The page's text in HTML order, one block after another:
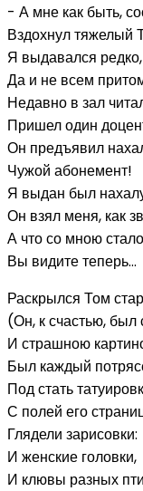
- А мне как быть,
Вздохнул тяжелый
Я выдавался редко,
Да и не всем
Недавно в зал
Пришел один
Он предъявил
Чужой абонемент!
Я выдан был
Он взял меня, как
А что со мною
Вы видите теперь...
Раскрылся Том
(Он, к счастью, был
И страшною
Был каждый
Под стать
С полей его
Глядели зарисовки:
И женские головки,
И клювы разных